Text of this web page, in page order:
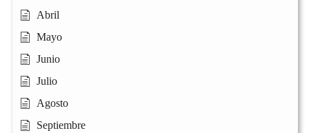
Abril
Mayo
Junio
Julio
Agosto
Septiembre